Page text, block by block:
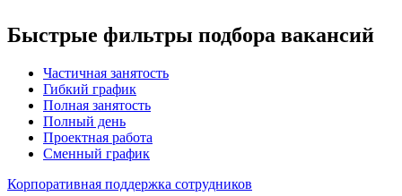
Быстрые фильтры подбора вакансий
Частичная занятость
Гибкий график
Полная занятость
Полный день
Проектная работа
Сменный график
Корпоративная поддержка сотрудников